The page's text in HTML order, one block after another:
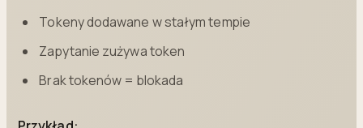
Tokeny dodawane w stałym tempie
Zapytanie zużywa token
Brak tokenów = blokada